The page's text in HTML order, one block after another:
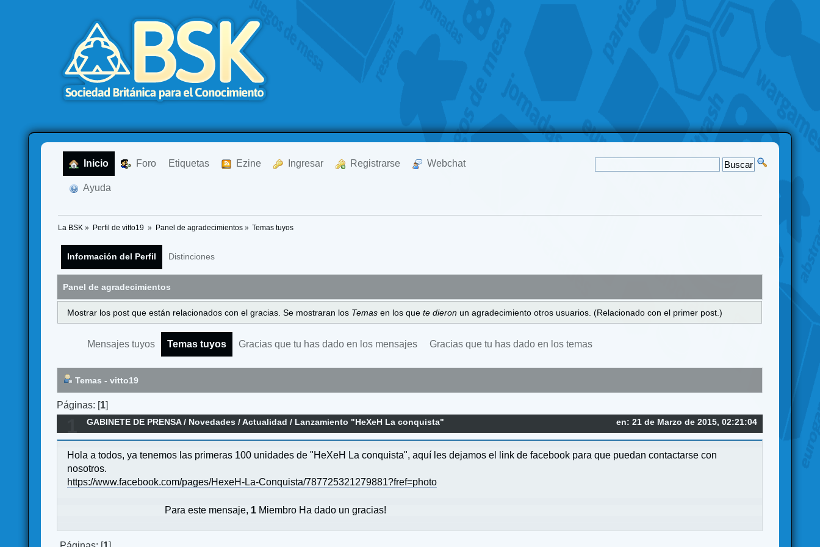
Inicio Foro Etiquetas Ezine Ingresar Registrarse Webchat
Ayuda
La BSK » Perfil de vitto19 » Panel de agradecimientos» Temas tuyos
Información del Perfil Distinciones
Panel de agradecimientos
Mostrar los post que están relacionados con el gracias. Se mostraran los Temas en los que te dieron un agradecimiento otros usuarios. (Relacionado con el primer post.)
Mensajes tuyos Temas tuyos Gracias que tu has dado en los mensajes Gracias que tu has dado en los temas
Temas - vitto19
Páginas: [1]
en: 21 de Marzo de 2015, 02:21:04
GABINETE DE PRENSA/ Novedades / Actualidad / Lanzamiento "HeXeH La conquista"
Hola a todos, ya tenemos las primeras 100 unidades de "HeXeH La conquista", aquí les dejamos el link de facebook para que puedan contactarse con
nosotros.
https://www.facebook.com/pages/HexeH-La-Conquista/787725321279881?fref=photo
Para este mensaje, 1 Miembro Ha dado un gracias!